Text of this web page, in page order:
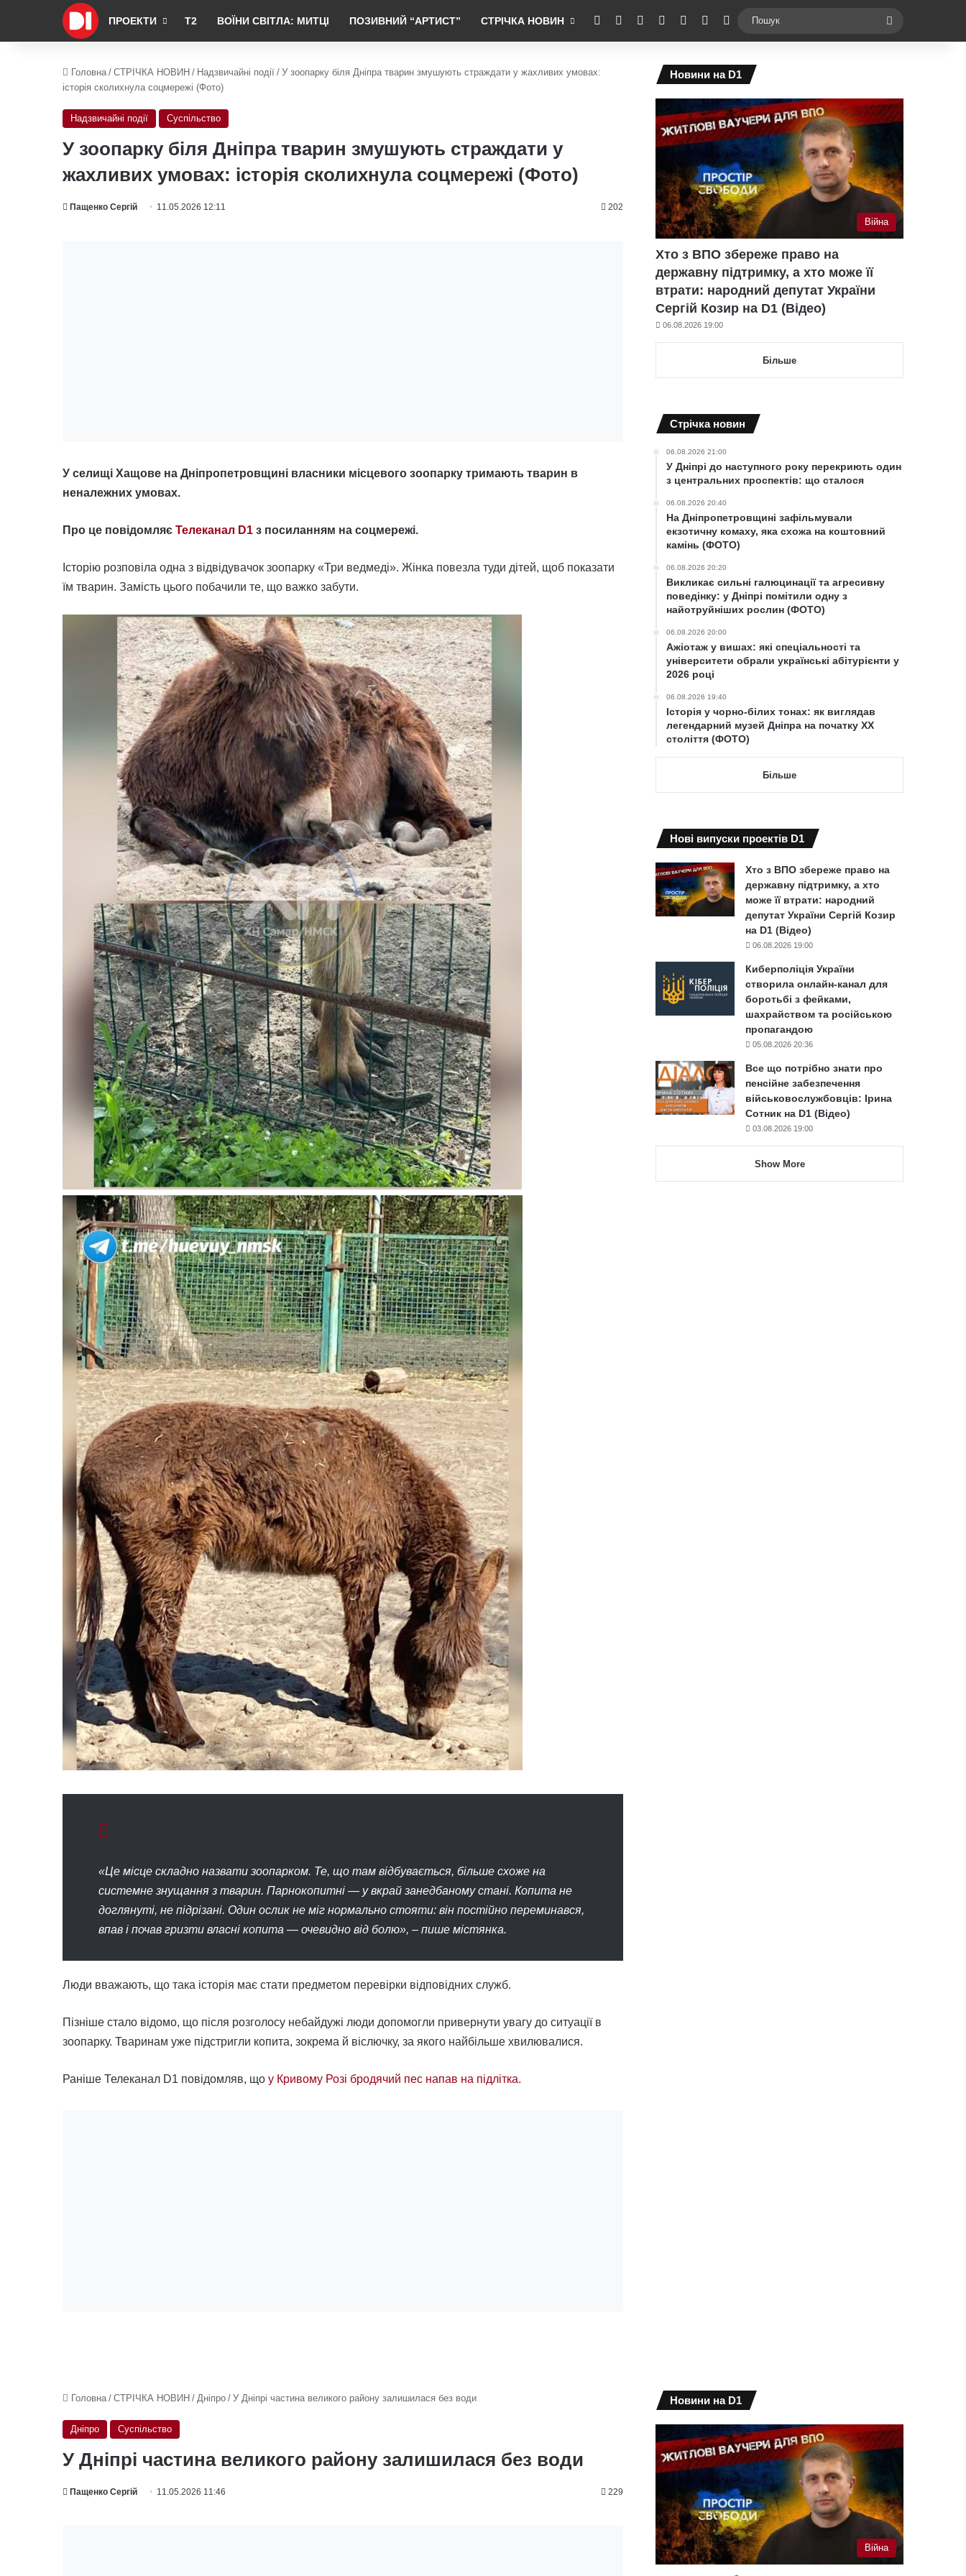
ПРОЕКТИ Т2 ВОЇНИ СВІТЛА: МИТЦІ ПОЗИВНИЙ “АРТИСТ” СТРІЧКА НОВИН RSS Facebook YouTubeInstagramTelegramSwitch skin
Головна / СТРІЧКА НОВИН / Надзвичайні події / У зоопарку біля Дніпра тварин змушують страждати у жахливих умовах:
історія сколихнула соцмережі (Фото)
Надзвичайні події Суспільство
У зоопарку біля Дніпра тварин змушують страждати у
жахливих умовах: історія сколихнула соцмережі (Фото)
Пащенко Сергій 11.05.2026 12:11 202
У селищі Хащове на Дніпропетровщині власники місцевого зоопарку тримають тварин в
неналежних умовах.
Про це повідомляє Телеканал D1 з посиланням на соцмережі.
Історію розповіла одна з відвідувачок зоопарку «Три ведмеді». Жінка повезла туди дітей, щоб показати
їм тварин. Замість цього побачили те, що важко забути.
«Це місце складно назвати зоопарком. Те, що там відбувається, більше схоже на
системне знущання з тварин. Парнокопитні — у вкрай занедбаному стані. Копита не
доглянуті, не підрізані. Один ослик не міг нормально стояти: він постійно переминався,
впав і почав гризти власні копита — очевидно від болю», – пише містянка.
Люди вважають, що така історія має стати предметом перевірки відповідних служб.
Пізніше стало відомо, що після розголосу небайдужі люди допомогли привернути увагу до ситуації в
зоопарку. Тваринам уже підстригли копита, зокрема й віслючку, за якого найбільше хвилювалися.
Раніше Телеканал D1 повідомляв, що у Кривому Розі бродячий пес напав на підлітка.
Новини на D1
Війна
Хто з ВПО збереже право на
державну підтримку, а хто може її
втрати: народний депутат України
Сергій Козир на D1 (Відео)
06.08.2026 19:00
Більше
Cтрічка новин
06.08.2026 21:00
У Дніпрі до наступного року перекриють один
з центральних проспектів: що сталося
06.08.2026 20:40
На Дніпропетровщині зафільмували
екзотичну комаху, яка схожа на коштовний
камінь (ФОТО)
06.08.2026 20:20
Викликає сильні галюцинації та агресивну
поведінку: у Дніпрі помітили одну з
найотруйніших рослин (ФОТО)
06.08.2026 20:00
Ажіотаж у вишах: які спеціальності та
університети обрали українські абітурієнти у
2026 році
06.08.2026 19:40
Історія у чорно-білих тонах: як виглядав
легендарний музей Дніпра на початку ХХ
століття (ФОТО)
Більше
Нові випуски проектів D1
Хто з ВПО збереже право на
державну підтримку, а хто
може її втрати: народний
депутат України Сергій Козир
на D1 (Відео)
06.08.2026 19:00
Киберполіція України
створила онлайн-канал для
боротьбі з фейками,
шахрайством та російською
пропагандою
05.08.2026 20:36
Все що потрібно знати про
пенсійне забезпечення
військовослужбовців: Ірина
Сотник на D1 (Відео)
03.08.2026 19:00
Show More